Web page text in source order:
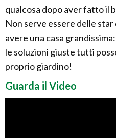
qualcosa dopo aver fatto il
Non serve essere delle
avere una casa
le soluzioni giuste tutti
proprio giardino!
Guarda il Video